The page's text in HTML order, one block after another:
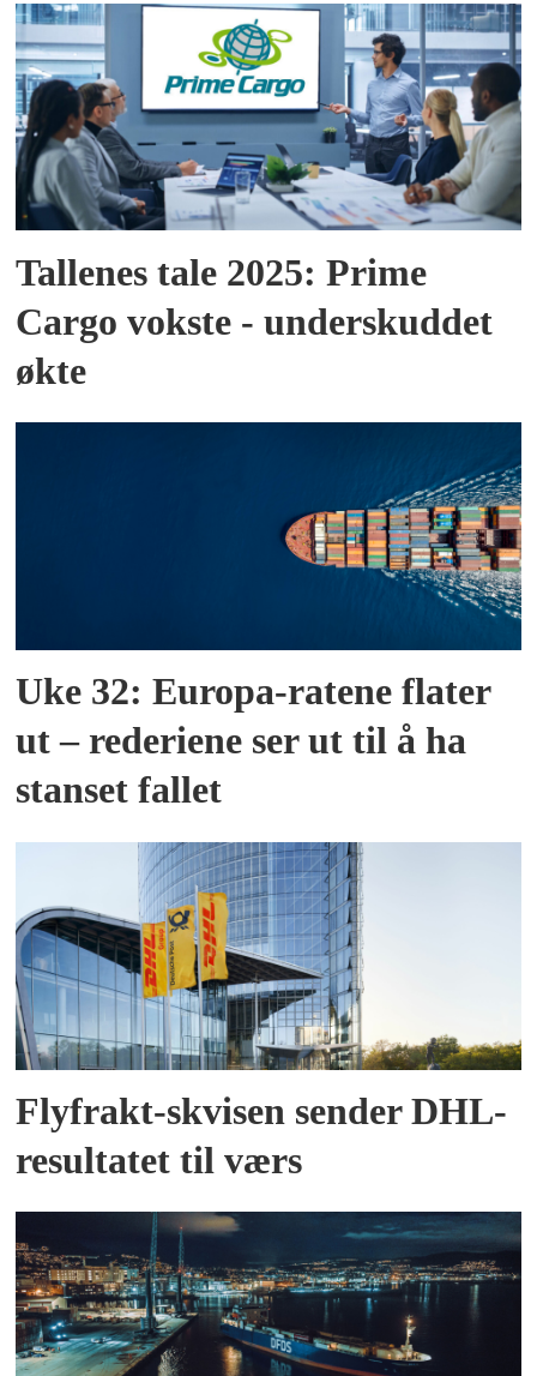
Tallenes tale 2025: Prime
Cargo vokste - underskuddet
økte
Uke 32: Europa-ratene flater
ut – rederiene ser ut til å ha
stanset fallet
Flyfrakt-skvisen sender DHL-
resultatet til værs